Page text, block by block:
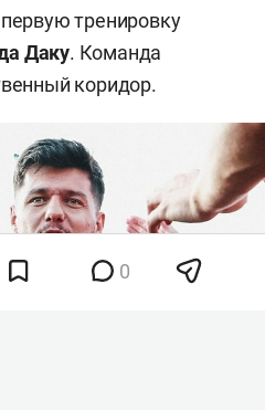
тренировку
Даку. Команда
коридор.
0